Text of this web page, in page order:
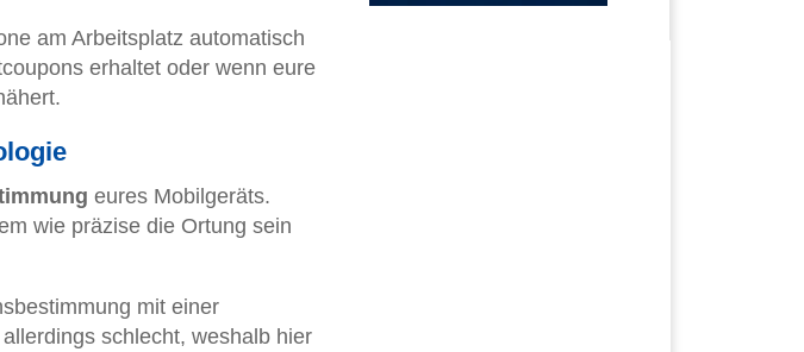
am Arbeitsplatz automatisch
erhaltet oder wenn eure
eures Mobilgeräts.
wie präzise die Ortung sein
mit einer
schlecht, weshalb hier